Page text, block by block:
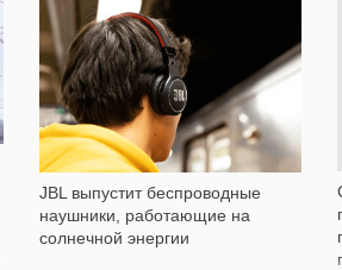
JBL выпустит беспроводные
наушники, работающие на
солнечной энергии
273